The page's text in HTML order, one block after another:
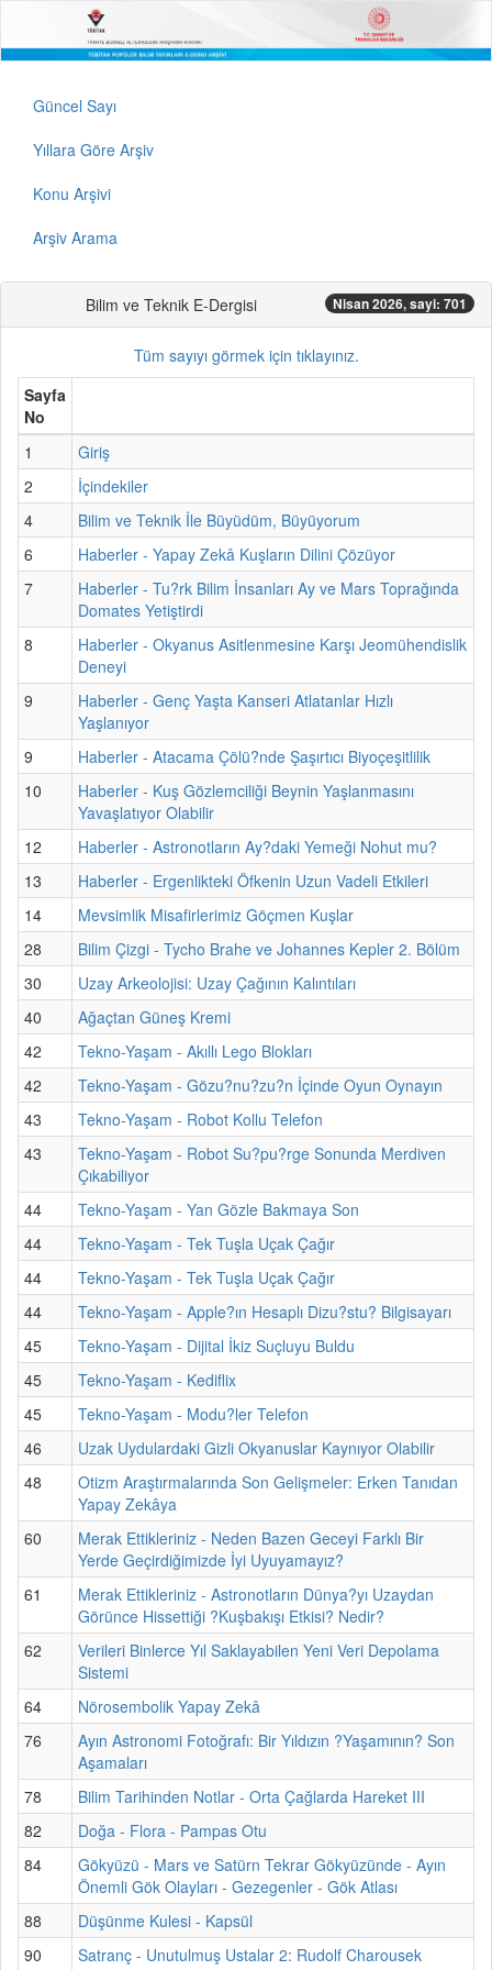
Güncel Sayı
Yıllara Göre Arşiv
Konu Arşivi
Arşiv Arama
Bilim ve Teknik E-Dergisi Nisan 2026, sayi: 701
Tüm sayıyı görmek için tıklayınız.
Sayfa
No
1
Giriş
2
İçindekiler
4
Bilim ve Teknik İle Büyüdüm, Büyüyorum
6
Haberler - Yapay Zekâ Kuşların Dilini Çözüyor
7
Haberler - Tu?rk Bilim İnsanları Ay ve Mars Toprağında
Domates Yetiştirdi
8
Haberler - Okyanus Asitlenmesine Karşı Jeomühendislik
Deneyi
9
Haberler - Genç Yaşta Kanseri Atlatanlar Hızlı
Yaşlanıyor
9
Haberler - Atacama Çölü?nde Şaşırtıcı Biyoçeşitlilik
10
Haberler - Kuş Gözlemciliği Beynin Yaşlanmasını
Yavaşlatıyor Olabilir
12
Haberler - Astronotların Ay?daki Yemeği Nohut mu?
13
Haberler - Ergenlikteki Öfkenin Uzun Vadeli Etkileri
14
Mevsimlik Misafirlerimiz Göçmen Kuşlar
28
Bilim Çizgi - Tycho Brahe ve Johannes Kepler 2. Bölüm
30
Uzay Arkeolojisi: Uzay Çağının Kalıntıları
40
Ağaçtan Güneş Kremi
42
Tekno-Yaşam - Akıllı Lego Blokları
42
Tekno-Yaşam - Gözu?nu?zu?n İçinde Oyun Oynayın
43
Tekno-Yaşam - Robot Kollu Telefon
43
Tekno-Yaşam - Robot Su?pu?rge Sonunda Merdiven
Çıkabiliyor
44
Tekno-Yaşam - Yan Gözle Bakmaya Son
44
Tekno-Yaşam - Tek Tuşla Uçak Çağır
44
Tekno-Yaşam - Tek Tuşla Uçak Çağır
44
Tekno-Yaşam - Apple?ın Hesaplı Dizu?stu? Bilgisayarı
45
Tekno-Yaşam - Dijital İkiz Suçluyu Buldu
45
Tekno-Yaşam - Kediflix
45
Tekno-Yaşam - Modu?ler Telefon
46
Uzak Uydulardaki Gizli Okyanuslar Kaynıyor Olabilir
48
Otizm Araştırmalarında Son Gelişmeler: Erken Tanıdan
Yapay Zekâya
60
Merak Ettikleriniz - Neden Bazen Geceyi Farklı Bir
Yerde Geçirdiğimizde İyi Uyuyamayız?
61
Merak Ettikleriniz - Astronotların Dünya?yı Uzaydan
Görünce Hissettiği ?Kuşbakışı Etkisi? Nedir?
62
Verileri Binlerce Yıl Saklayabilen Yeni Veri Depolama
Sistemi
64
Nörosembolik Yapay Zekâ
76
Ayın Astronomi Fotoğrafı: Bir Yıldızın ?Yaşamının? Son
Aşamaları
78
Bilim Tarihinden Notlar - Orta Çağlarda Hareket III
82
Doğa - Flora - Pampas Otu
84
Gökyüzü - Mars ve Satürn Tekrar Gökyüzünde - Ayın
Önemli Gök Olayları - Gezegenler - Gök Atlası
88
Düşünme Kulesi - Kapsül
90
Satranç - Unutulmuş Ustalar 2: Rudolf Charousek